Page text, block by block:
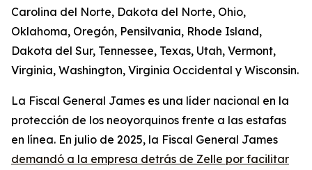
Carolina del Norte, Dakota del Norte, Ohio,
Oklahoma, Oregón, Pensilvania, Rhode Island,
Dakota del Sur, Tennessee, Texas, Utah, Vermont,
Virginia, Washington, Virginia Occidental y Wisconsin.
La Fiscal General James es una líder nacional en la
protección de los neoyorquinos frente a las estafas
en línea. En julio de 2025, la Fiscal General James
demandó a la empresa detrás de Zelle por facilitar